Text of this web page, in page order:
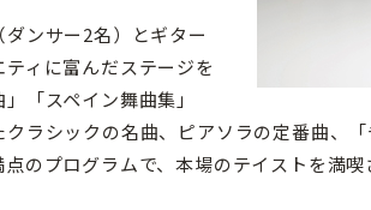
ンサー2名）とギター
ィに富んだステージを
「スペイン舞曲集」
クラシックの名曲、ピアソラの定番曲、
のプログラムで、本場のテイストを満